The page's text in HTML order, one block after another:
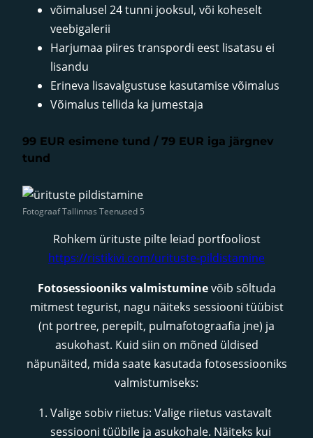
võimalusel 24 tunni jooksul, või koheselt
veebigalerii
Harjumaa piires transpordi eest lisatasu ei
lisandu
Erineva lisavalgustuse kasutamise võimalus
Võimalus tellida ka jumestaja
99 EUR esimene tund / 79 EUR iga järgnev
tund
Fotograaf Tallinnas Teenused 5
Rohkem ürituste pilte leiad portfooliost
https://ristikivi.com/urituste-pildistamine
Fotosessiooniks valmistuminevõib sõltuda
mitmest tegurist, nagu näiteks sessiooni tüübist
(nt portree, perepilt, pulmafotograafia jne) ja
asukohast. Kuid siin on mõned üldised
näpunäited, mida saate kasutada fotosessiooniks
valmistumiseks:
Valige sobiv riietus: Valige riietus vastavalt
sessiooni tüübile ja asukohale. Näiteks kui